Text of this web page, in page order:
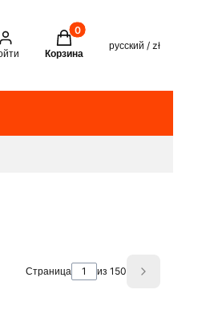
Товары в корзине: 0. See
Корзина
русский / zł
Страница из 150 Next